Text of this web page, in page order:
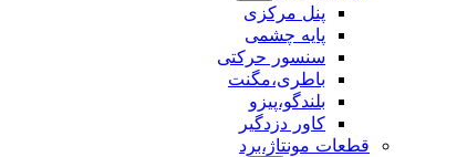
پنل مرکزی
پایه چشمی
سنسور حرکتی
باطری،مگنت
بلندگو،پیزو
کاور دزدگیر
قطعات مونتاژ،برد